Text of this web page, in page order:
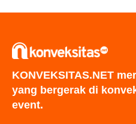
KONVEKSITAS.NET
yang bergerak di
event.